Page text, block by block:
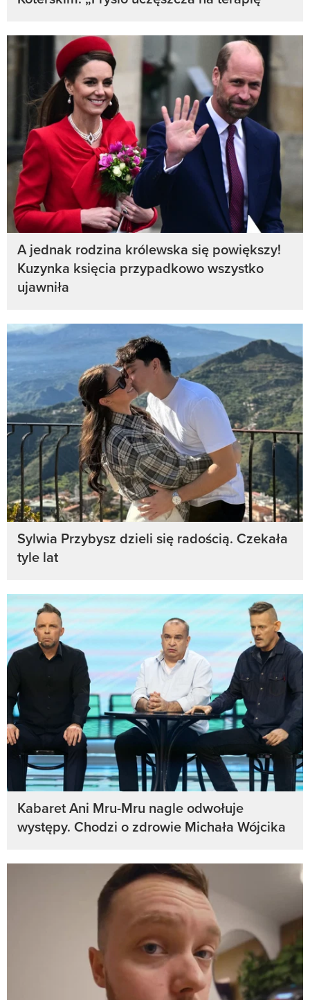
A jednak rodzina królewska się powiększy!
Kuzynka księcia przypadkowo wszystko
ujawniła
Sylwia Przybysz dzieli się radością. Czekała
tyle lat
Kabaret Ani Mru-Mru nagle odwołuje
występy. Chodzi o zdrowie Michała Wójcika